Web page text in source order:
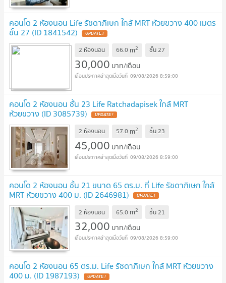
คอนโด 2 ห้องนอน Life รัชดาภิเษก ใกล้ MRT ห้วยขวาง 400 เมตร
ชั้น 27 (ID 1841542) UPDATE !
2 ห้องนอน 66.0 m2 ชั้น27
30,000 บาท/เดือน
09/08/2026 8:59:00
คอนโด 2 ห้องนอน ชั้น 23 Life Ratchadapisek ใกล้ MRT
ห้วยขวาง (ID 3085739) UPDATE !
2 ห้องนอน 57.0 m2 ชั้น23
45,000 บาท/เดือน
09/08/2026 8:59:00
คอนโด 2 ห้องนอน ชั้น 21 ขนาด 65 ตร.ม. ที่ Life รัชดาภิเษก ใกล้
MRT ห้วยขวาง 400 ม. (ID 2646981) UPDATE !
2 ห้องนอน 65.0 m2 ชั้น21
32,000 บาท/เดือน
09/08/2026 8:59:00
คอนโด 2 ห้องนอน 65 ตร.ม. Life รัชดาภิเษก ใกล้ MRT ห้วยขวาง
400 ม. (ID 1987193) UPDATE !